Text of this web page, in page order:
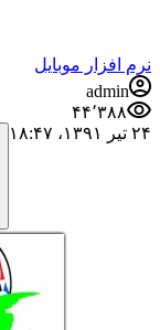
نرم افزار موبایل
admin
۴۴٬۳۸۸
۲۴ تیر ۱۳۹۱،‏ ۱۸:۴۷